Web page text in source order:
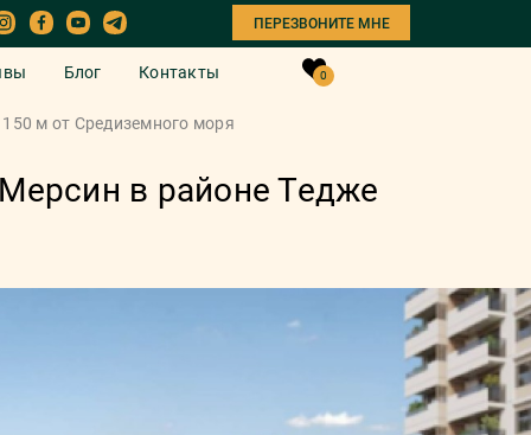
ПЕРЕЗВОНИТЕ МНЕ
Блог Контакты 0
м от Средиземного моря
в районе Тедже